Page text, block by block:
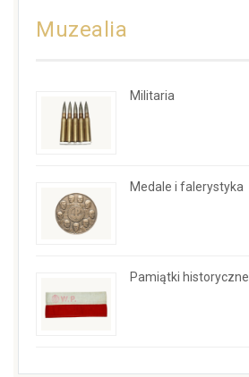
Muzealia
Militaria
Medale i falerystyka
Pamiątki historyczne